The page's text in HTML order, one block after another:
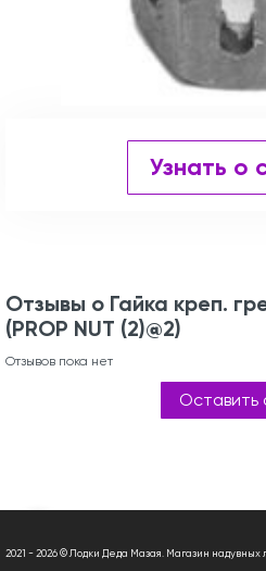
Узнать о
Отзывы о Гайка креп.
(PROP NUT (2)@2)
Отзывов пока нет
Оставить
2021 - 2026 © Лодки Деда Мазая. Магазин надувных